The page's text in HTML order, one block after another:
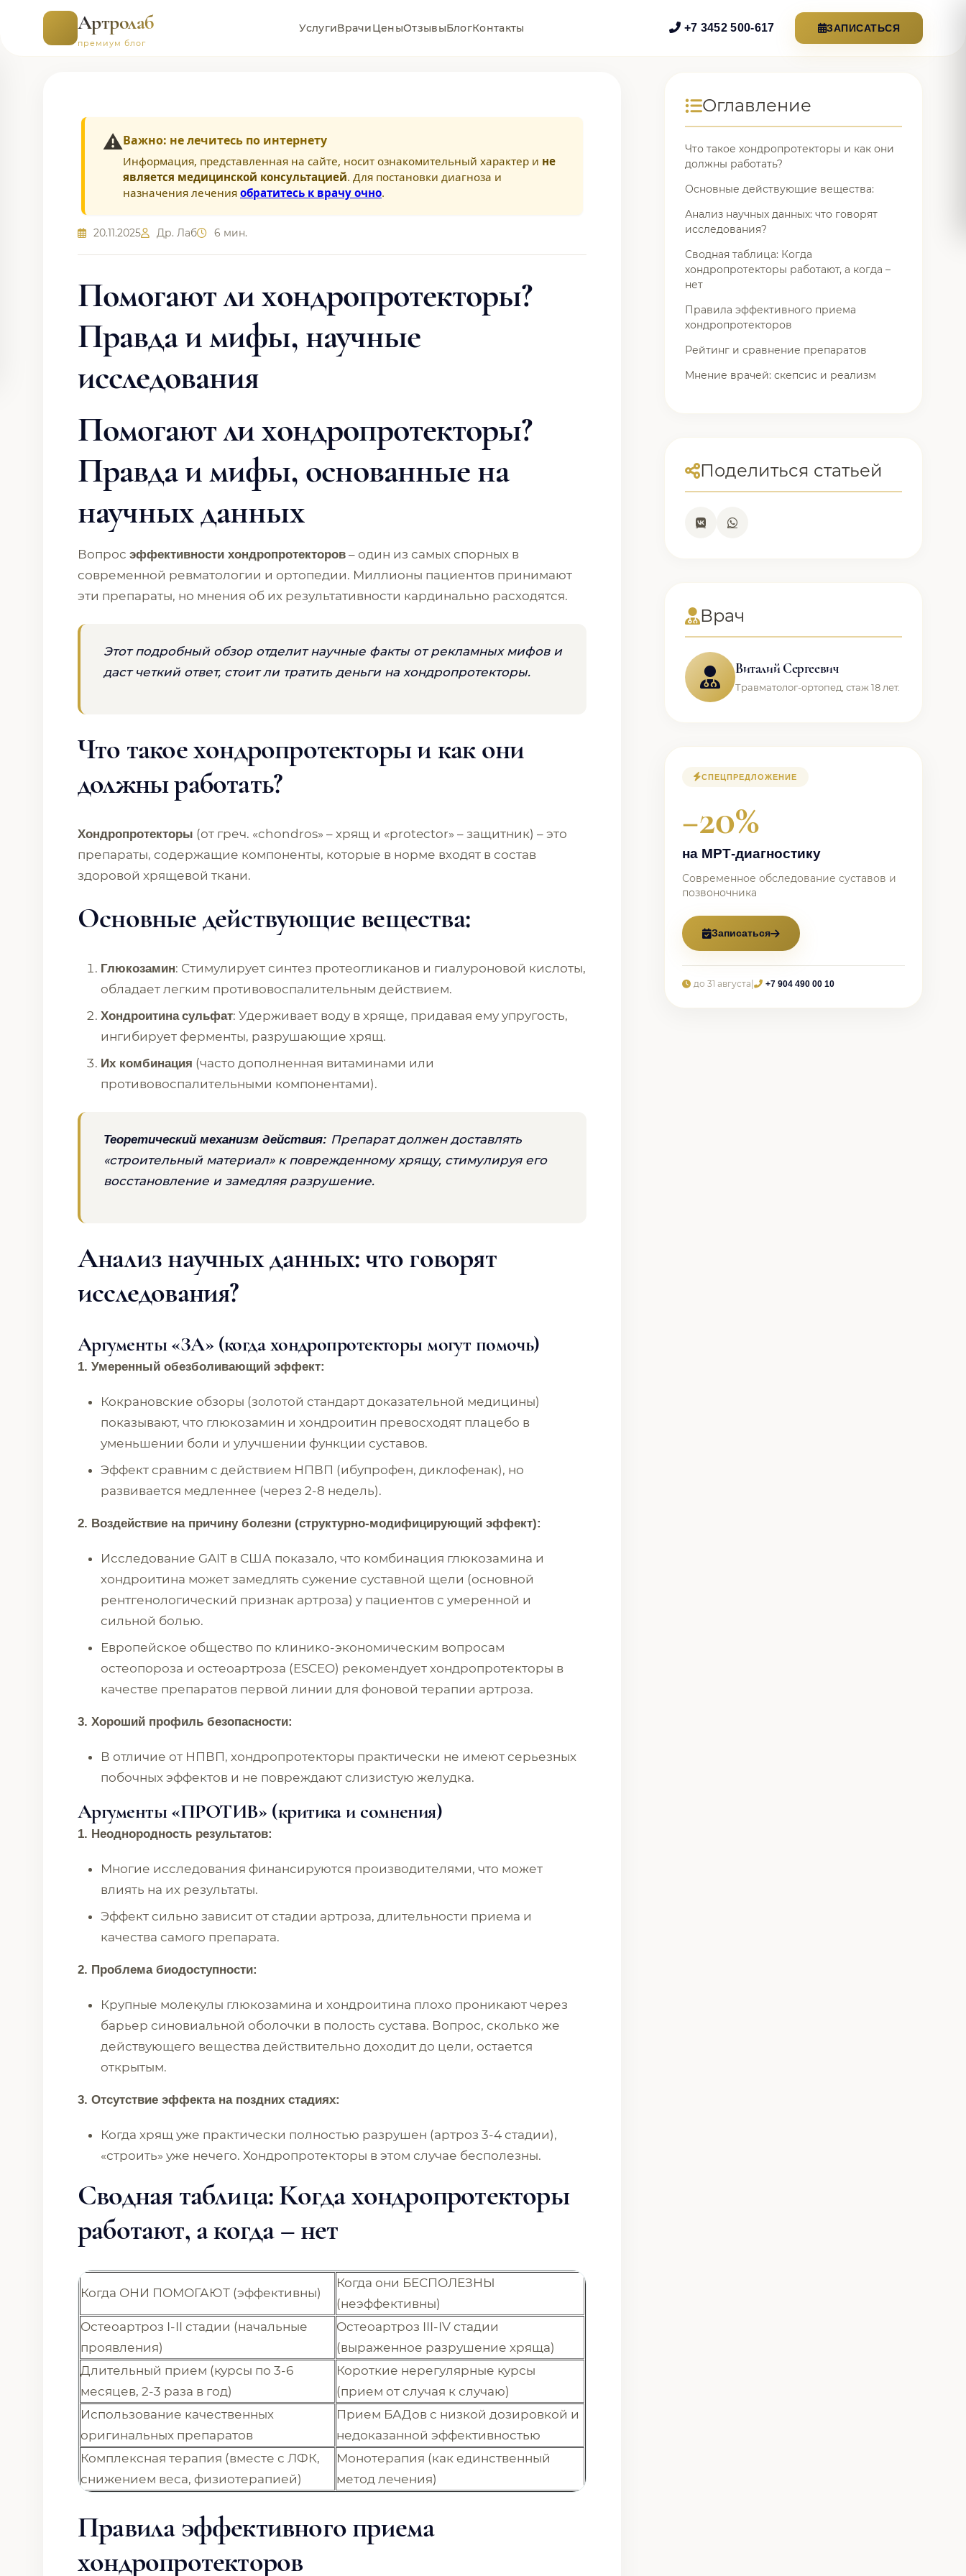
Артролаб
премиум блог
УслугиВрачиЦеныОтзывыБлогКонтакты +7 3452 500-617 ЗАПИСАТЬСЯ
⚠️Важно: не лечитесь по интернету
Информация, представленная на сайте, носит ознакомительный характер и не
является медицинской консультацией. Для постановки диагноза и
назначения лечения обратитесь к врачу очно.
20.11.2025 Др. Лаб 6 мин.
Помогают ли хондропротекторы?
Правда и мифы, научные
исследования
Помогают ли хондропротекторы?
Правда и мифы, основанные на
научных данных
Вопрос эффективности хондропротекторов – один из самых спорных в
современной ревматологии и ортопедии. Миллионы пациентов принимают
эти препараты, но мнения об их результативности кардинально расходятся.
Этот подробный обзор отделит научные факты от рекламных мифов и
даст четкий ответ, стоит ли тратить деньги на хондропротекторы.
Что такое хондропротекторы и как они
должны работать?
Хондропротекторы (от греч. «chondros» – хрящ и «protector» – защитник) – это
препараты, содержащие компоненты, которые в норме входят в состав
здоровой хрящевой ткани.
Основные действующие вещества:
Глюкозамин: Стимулирует синтез протеогликанов и гиалуроновой кислоты,
обладает легким противовоспалительным действием.
Хондроитина сульфат: Удерживает воду в хряще, придавая ему упругость,
ингибирует ферменты, разрушающие хрящ.
Их комбинация (часто дополненная витаминами или
противовоспалительными компонентами).
Теоретический механизм действия: Препарат должен доставлять
«строительный материал» к поврежденному хрящу, стимулируя его
восстановление и замедляя разрушение.
Анализ научных данных: что говорят
исследования?
Аргументы «ЗА» (когда хондропротекторы могут помочь)
1. Умеренный обезболивающий эффект:
Кокрановские обзоры (золотой стандарт доказательной медицины)
показывают, что глюкозамин и хондроитин превосходят плацебо в
уменьшении боли и улучшении функции суставов.
Эффект сравним с действием НПВП (ибупрофен, диклофенак), но
развивается медленнее (через 2-8 недель).
2. Воздействие на причину болезни (структурно-модифицирующий эффект):
Исследование GAIT в США показало, что комбинация глюкозамина и
хондроитина может замедлять сужение суставной щели (основной
рентгенологический признак артроза) у пациентов с умеренной и
сильной болью.
Европейское общество по клинико-экономическим вопросам
остеопороза и остеоартроза (ESCEO) рекомендует хондропротекторы в
качестве препаратов первой линии для фоновой терапии артроза.
3. Хороший профиль безопасности:
В отличие от НПВП, хондропротекторы практически не имеют серьезных
побочных эффектов и не повреждают слизистую желудка.
Аргументы «ПРОТИВ» (критика и сомнения)
1. Неоднородность результатов:
Многие исследования финансируются производителями, что может
влиять на их результаты.
Эффект сильно зависит от стадии артроза, длительности приема и
качества самого препарата.
2. Проблема биодоступности:
Крупные молекулы глюкозамина и хондроитина плохо проникают через
барьер синовиальной оболочки в полость сустава. Вопрос, сколько же
действующего вещества действительно доходит до цели, остается
открытым.
3. Отсутствие эффекта на поздних стадиях:
Когда хрящ уже практически полностью разрушен (артроз 3-4 стадии),
«строить» уже нечего. Хондропротекторы в этом случае бесполезны.
Сводная таблица: Когда хондропротекторы
работают, а когда – нет
Когда ОНИ ПОМОГАЮТ (эффективны)
Когда они БЕСПОЛЕЗНЫ
(неэффективны)
Остеоартроз I-II стадии (начальные
проявления)
Остеоартроз III-IV стадии
(выраженное разрушение хряща)
Длительный прием (курсы по 3-6
месяцев, 2-3 раза в год)
Короткие нерегулярные курсы
(прием от случая к случаю)
Использование качественных
оригинальных препаратов
Прием БАДов с низкой дозировкой и
недоказанной эффективностью
Комплексная терапия (вместе с ЛФК,
снижением веса, физиотерапией)
Монотерапия (как единственный
метод лечения)
Правила эффективного приема
хондропротекторов
Оглавление
Что такое хондропротекторы и как они
должны работать?
Основные действующие вещества:
Анализ научных данных: что говорят
исследования?
Сводная таблица: Когда
хондропротекторы работают, а когда –
нет
Правила эффективного приема
хондропротекторов
Рейтинг и сравнение препаратов
Мнение врачей: скепсис и реализм
Поделиться статьей
Врач
Виталий Сергеевич
Травматолог-ортопед, стаж 18 лет.
СПЕЦПРЕДЛОЖЕНИЕ
−20%
на МРТ-диагностику
Современное обследование суставов и
позвоночника
Записаться
до 31 августа +7 904 490 00 10